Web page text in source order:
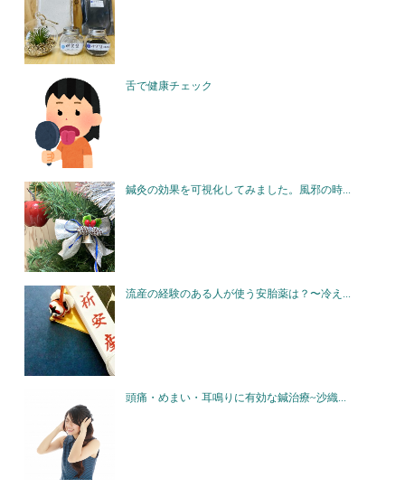
舌で健康チェック
鍼灸の効果を可視化してみました。風邪の時...
流産の経験のある人が使う安胎薬は？〜冷え...
頭痛・めまい・耳鳴りに有効な鍼治療~沙織...